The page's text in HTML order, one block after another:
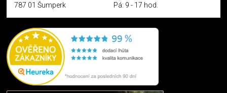
787 01 Šumperk
Pá: 9 - 17 hod.